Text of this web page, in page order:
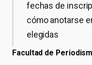
fechas de
cómo anotarse
elegidas
Facultad de